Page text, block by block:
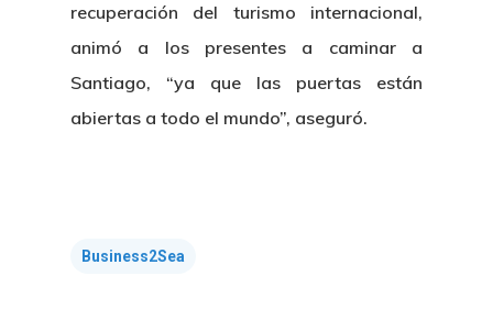
recuperación del turismo internacional,
animó a los presentes a caminar a
Santiago, “ya que las puertas están
abiertas a todo el mundo”, aseguró.
Business2Sea